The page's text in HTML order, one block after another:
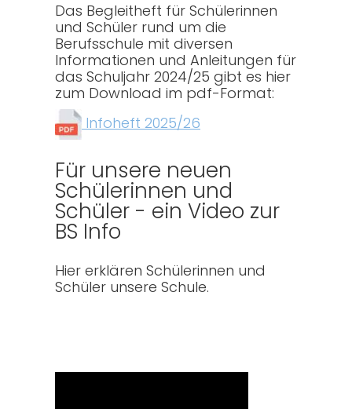
Das Begleitheft für Schülerinnen
und Schüler rund um die
Berufsschule mit diversen
Informationen und Anleitungen für
das Schuljahr 2024/25 gibt es hier
zum Download im pdf-Format:
Infoheft 2025/26
Für unsere neuen
Schülerinnen und
Schüler - ein Video zur
BS Info
Hier erklären Schülerinnen und
Schüler unsere Schule.